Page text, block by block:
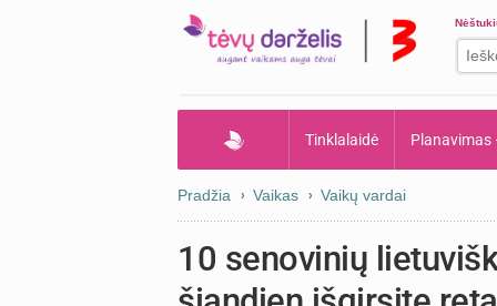
Tinklalaidė Planavimas
Pradžia Vaikas Vaikų vardai
10 senovinių